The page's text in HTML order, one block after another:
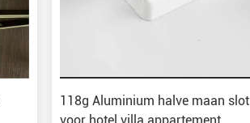
118g Aluminium halve maan slot